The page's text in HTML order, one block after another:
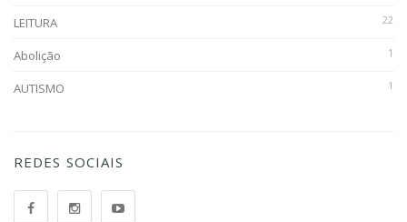
LEITURA 22
Abolição 1
AUTISMO 1
REDES SOCIAIS